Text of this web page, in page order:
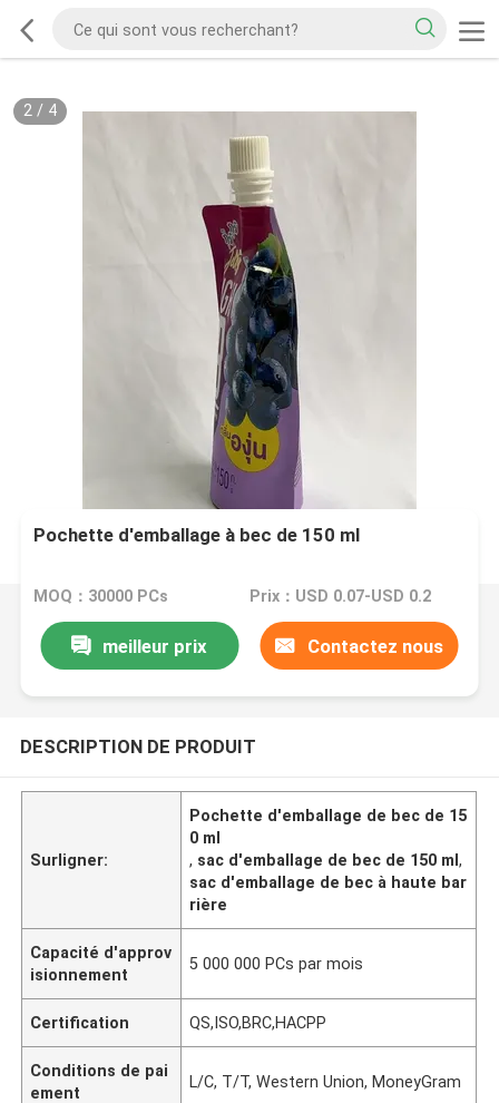
2/ 4
Pochette d'emballage à bec de 150 ml
MOQ：30000 PCs Prix：USD 0.07-USD 0.2
meilleur prix Contactez nous
DESCRIPTION DE PRODUIT
Surligner:
Pochette d'emballage de bec de 15
0 ml
, sac d'emballage de bec de 150 ml,
sac d'emballage de bec à haute bar
rière
Capacité d'approv
isionnement
5 000 000 PCs par mois
Certification QS,ISO,BRC,HACPP
Conditions de pai
ement
L/C, T/T, Western Union, MoneyGram